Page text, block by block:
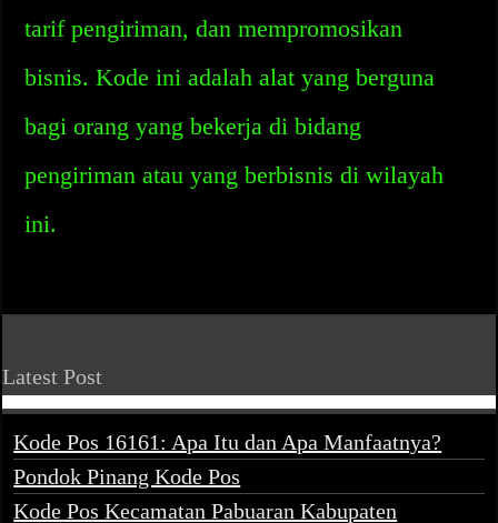
tarif pengiriman, dan mempromosikan
bisnis. Kode ini adalah alat yang berguna
bagi orang yang bekerja di bidang
pengiriman atau yang berbisnis di wilayah
ini.
Latest Post
Kode Pos 16161: Apa Itu dan Apa Manfaatnya?
Pondok Pinang Kode Pos
Kode Pos Kecamatan Pabuaran Kabupaten